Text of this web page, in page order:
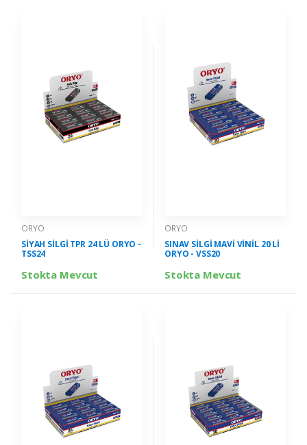
ORYO
SİYAH SİLGİ TPR 24 LÜ ORYO -
TSS24
Stokta Mevcut
ORYO
SINAV SİLGİ MAVİ VİNİL 20 Lİ
ORYO - VSS20
Stokta Mevcut